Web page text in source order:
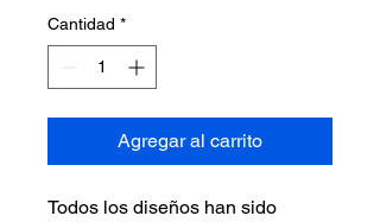
Cantidad *
Agregar al carrito
Todos los diseños han sido